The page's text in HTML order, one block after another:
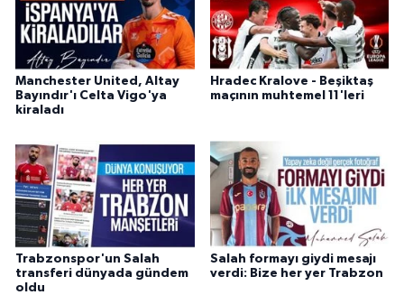
Manchester United, Altay
Bayındır'ı Celta Vigo'ya
kiraladı
Hradec Kralove - Beşiktaş
maçının muhtemel 11'leri
Trabzonspor'un Salah
transferi dünyada gündem
oldu
Salah formayı giydi mesajı
verdi: Bize her yer Trabzon